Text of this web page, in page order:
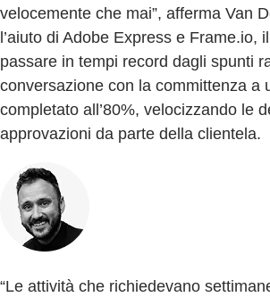
velocemente che mai”, afferma Van
l’aiuto di Adobe Express e Frame.io,
passare in tempi record dagli spunti
conversazione con la committenza a
completato all’80%, velocizzando le
approvazioni da parte della clientela.
“Le attività che richiedevano